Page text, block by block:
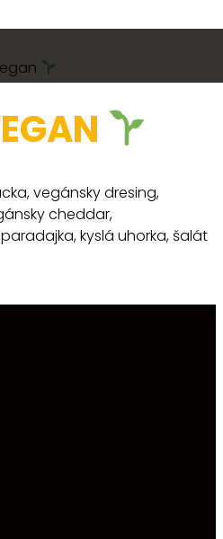
vegánsky dresing,
cheddar,
kyslá uhorka, šalát